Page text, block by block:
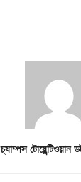
চ্যাম্পস টোয়েন্টিওয়ান